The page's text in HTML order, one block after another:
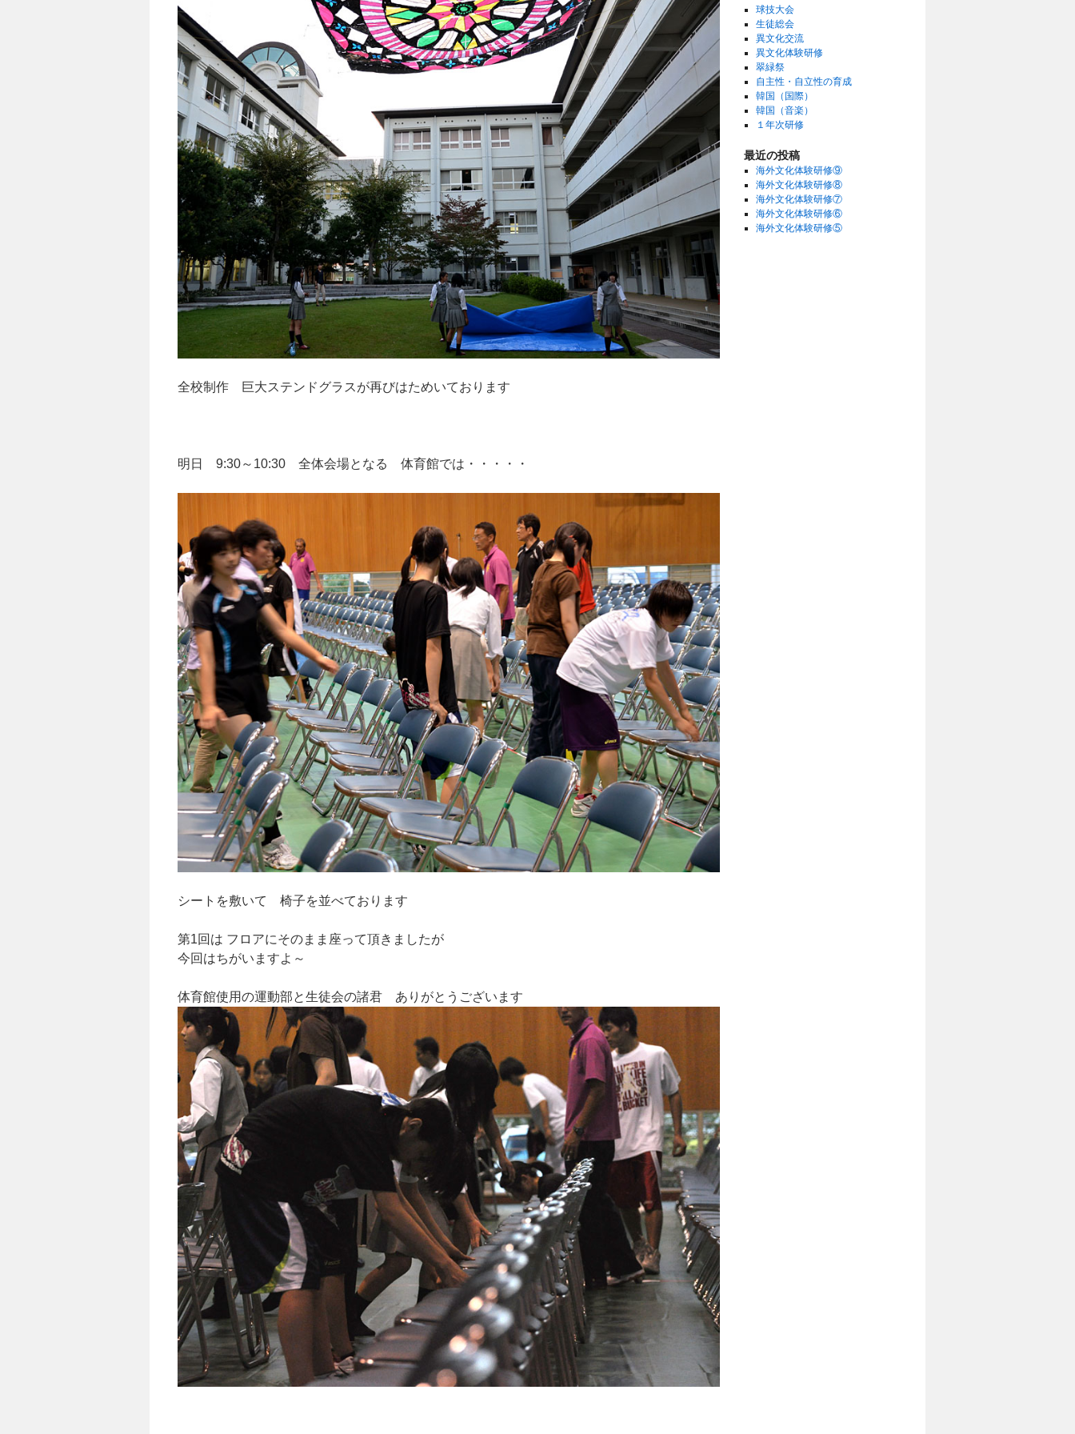
全校制作 巨大ステンドグラスが再びはためいております
明日 9:30～10:30 全体会場となる 体育館では・・・・・
シートを敷いて 椅子を並べております
第1回は フロアにそのまま座って頂きましたが
今回はちがいますよ～
体育館使用の運動部と生徒会の諸君 ありがとうございます
球技大会
生徒総会
異文化交流
異文化体験研修
翠緑祭
自主性・自立性の育成
韓国（国際）
韓国（音楽）
１年次研修
最近の投稿
海外文化体験研修⑨
海外文化体験研修⑧
海外文化体験研修⑦
海外文化体験研修⑥
海外文化体験研修⑤